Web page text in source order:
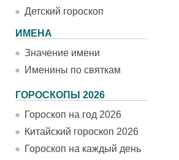
Детский гороскоп
ИМЕНА
Значение имени
Именины по святкам
ГОРОСКОПЫ 2026
Гороскоп на год 2026
Китайский гороскоп 2026
Гороскоп на каждый день